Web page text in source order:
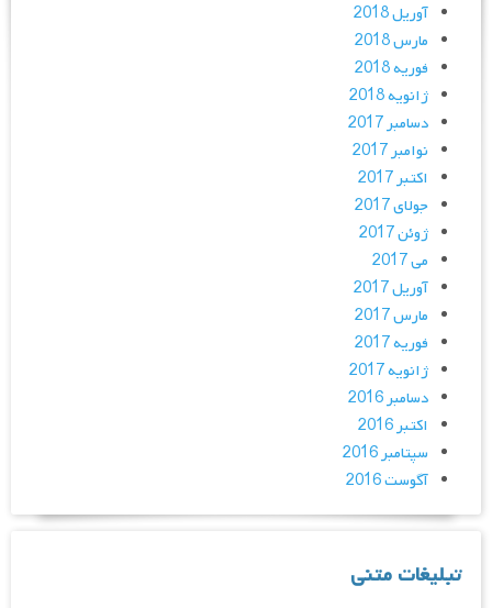
آوریل 2018
مارس 2018
فوریه 2018
ژانویه 2018
دسامبر 2017
نوامبر 2017
اکتبر 2017
جولای 2017
ژوئن 2017
می 2017
آوریل 2017
مارس 2017
فوریه 2017
ژانویه 2017
دسامبر 2016
اکتبر 2016
سپتامبر 2016
آگوست 2016
تبلیغات متنی